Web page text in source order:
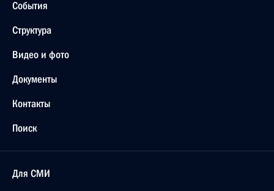
События
Структура
Видео и фото
Документы
Контакты
Поиск
Для СМИ